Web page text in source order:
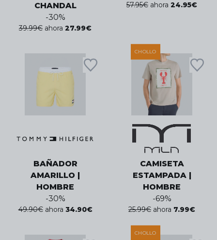
CHANDAL
-30%
39.99€ ahora 27.99€
57.95€ ahora 24.95€
BAÑADOR
AMARILLO |
HOMBRE
-30%
49.90€ ahora 34.90€
CHOLLO
CAMISETA
ESTAMPADA |
HOMBRE
-69%
25.99€ ahora 7.99€
CHOLLO